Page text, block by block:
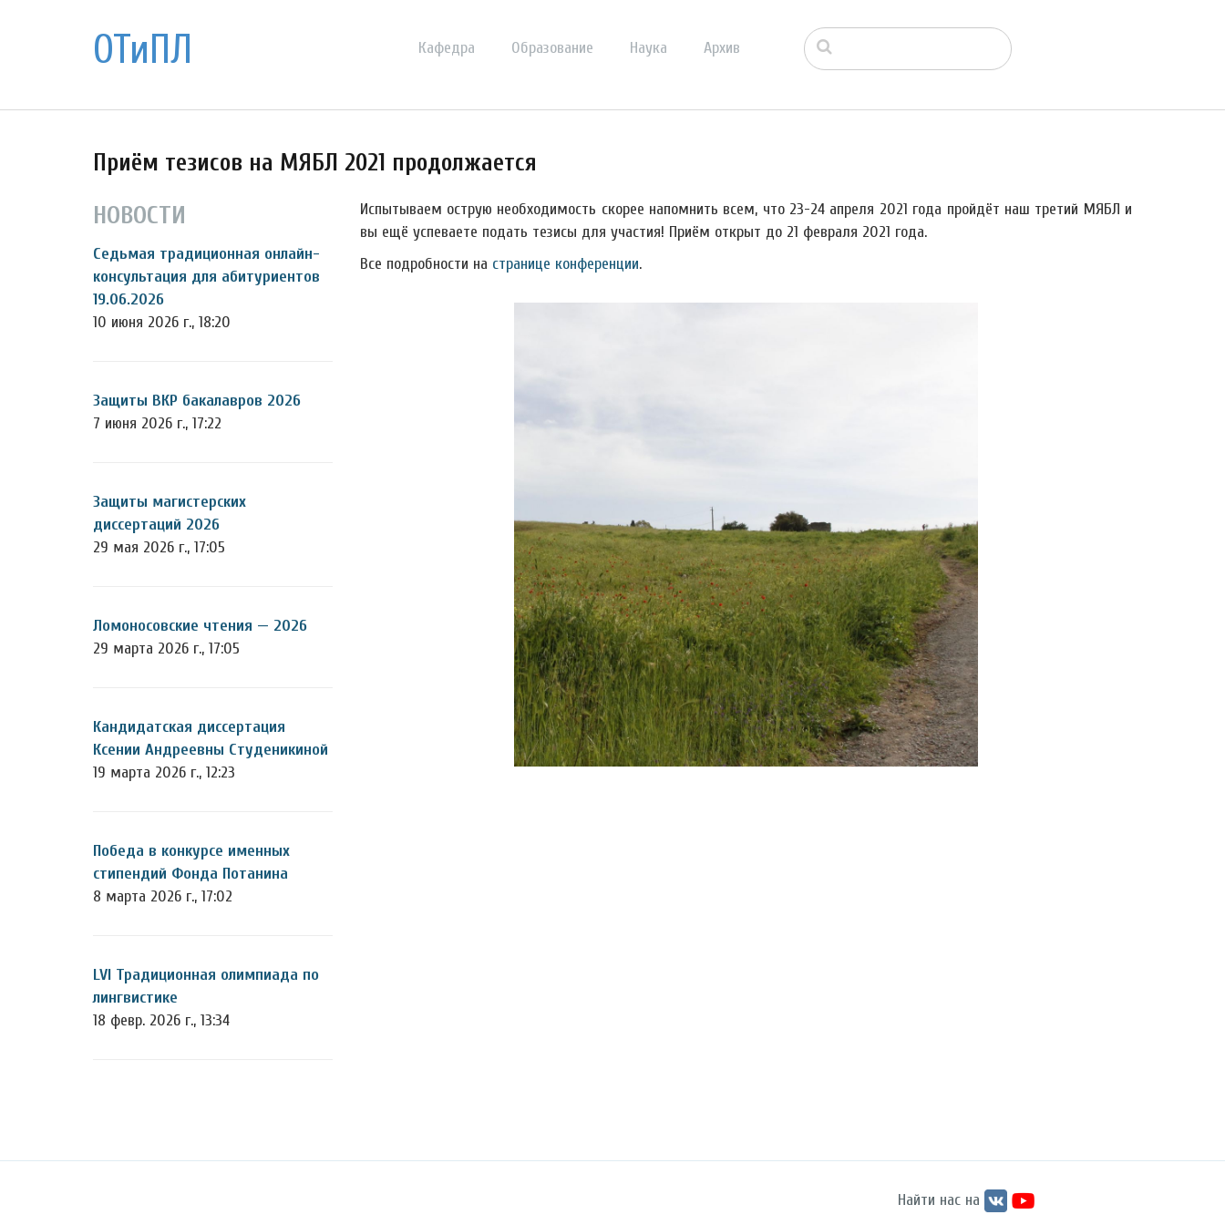
ОТиПЛ Кафедра Образование Наука Архив
Приём тезисов на МЯБЛ 2021 продолжается
НОВОСТИ
Седьмая традиционная онлайн-
консультация для абитуриентов
19.06.2026
10 июня 2026 г., 18:20
Защиты ВКР бакалавров 2026
7 июня 2026 г., 17:22
Защиты магистерских
диссертаций 2026
29 мая 2026 г., 17:05
Ломоносовские чтения — 2026
29 марта 2026 г., 17:05
Кандидатская диссертация
Ксении Андреевны Студеникиной
19 марта 2026 г., 12:23
Победа в конкурсе именных
стипендий Фонда Потанина
8 марта 2026 г., 17:02
LVI Традиционная олимпиада по
лингвистике
18 февр. 2026 г., 13:34
Испытываем острую необходимость скорее напомнить всем, что 23-24 апреля 2021 года пройдёт наш третий МЯБЛ и
вы ещё успеваете подать тезисы для участия! Приём открыт до 21 февраля 2021 года.
Все подробности на странице конференции.
Найти нас на